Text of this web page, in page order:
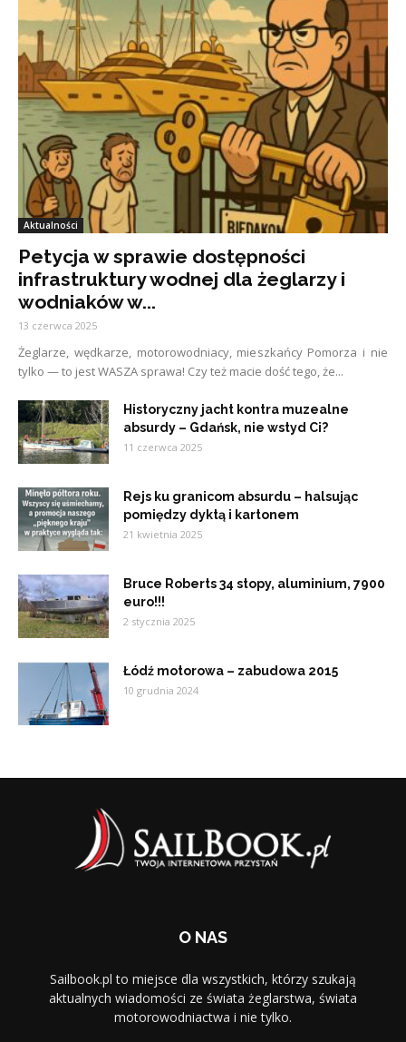
Aktualności
Petycja w sprawie dostępności
infrastruktury wodnej dla żeglarzy i
wodniaków w...
13 czerwca 2025
Żeglarze, wędkarze, motorowodniacy, mieszkańcy Pomorza i nie
tylko — to jest WASZA sprawa! Czy też macie dość tego, że...
Historyczny jacht kontra muzealne
absurdy – Gdańsk, nie wstyd Ci?
11 czerwca 2025
Rejs ku granicom absurdu – halsując
pomiędzy dyktą i kartonem
21 kwietnia 2025
Bruce Roberts 34 stopy, aluminium, 7900
euro!!!
2 stycznia 2025
Łódź motorowa – zabudowa 2015
10 grudnia 2024
O NAS
Sailbook.pl to miejsce dla wszystkich, którzy szukają
aktualnych wiadomości ze świata żeglarstwa, świata
motorowodniactwa i nie tylko.